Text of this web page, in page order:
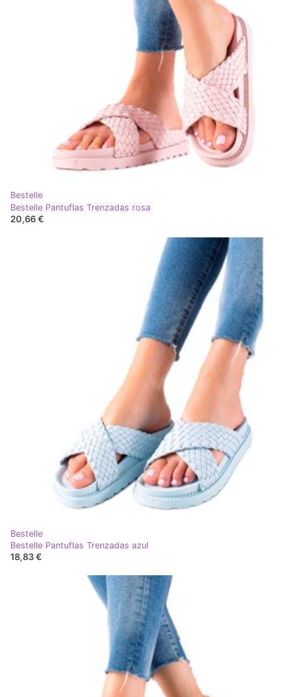
Bestelle
Bestelle Pantuflas Trenzadas rosa
20,66 €
Bestelle
Bestelle Pantuflas Trenzadas azul
18,83 €